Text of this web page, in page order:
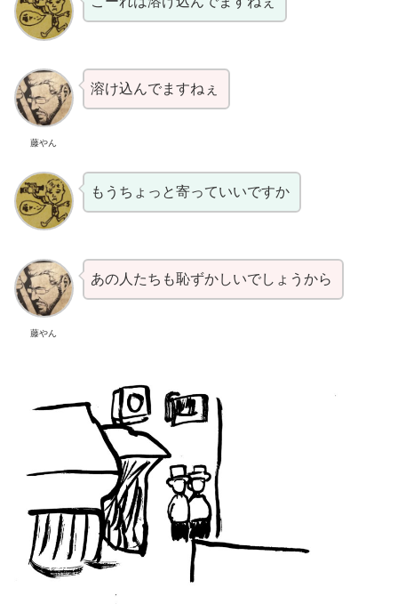
藤やん
溶け込んでますねぇ
もうちょっと寄っていいですか
藤やん
あの人たちも恥ずかしいでしょうから